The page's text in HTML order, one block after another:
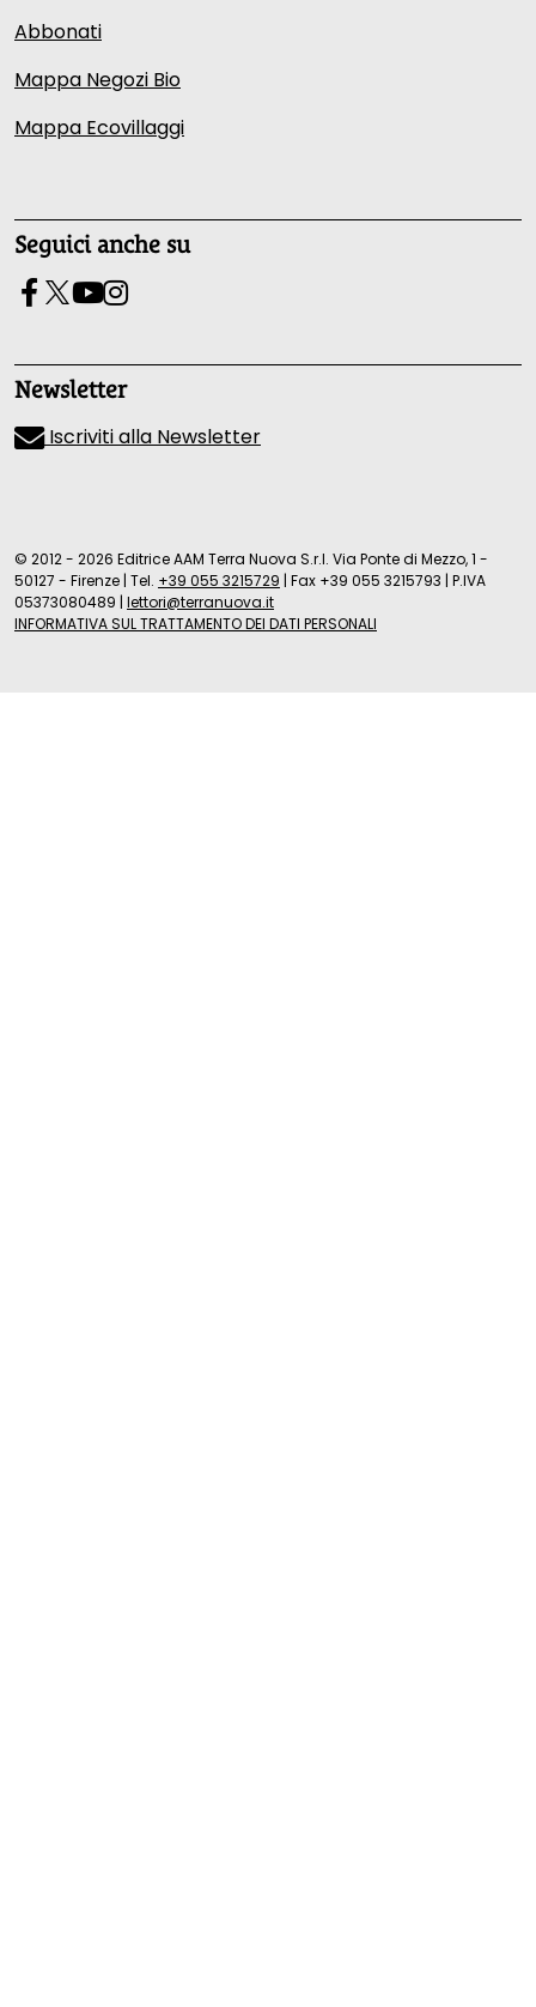
Abbonati
Mappa Negozi Bio
Mappa Ecovillaggi
Seguici anche su
Newsletter
Iscriviti alla Newsletter
© 2012 - 2026 Editrice AAM Terra Nuova S.r.l. Via Ponte di Mezzo, 1 -
50127 - Firenze | Tel. +39 055 3215729 | Fax +39 055 3215793 | P.IVA
05373080489 | lettori@terranuova.it
INFORMATIVA SUL TRATTAMENTO DEI DATI PERSONALI